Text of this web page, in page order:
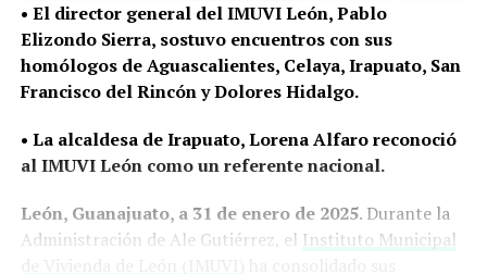
• El director general del IMUVI León, Pablo
Elizondo Sierra, sostuvo encuentros con sus
homólogos de Aguascalientes, Celaya, Irapuato, San
Francisco del Rincón y Dolores Hidalgo.
• La alcaldesa de Irapuato, Lorena Alfaro reconoció
al IMUVI León como un referente nacional.
León, Guanajuato, a 31 de enero de 2025. Durante la
Administración de Ale Gutiérrez, el Instituto Municipal